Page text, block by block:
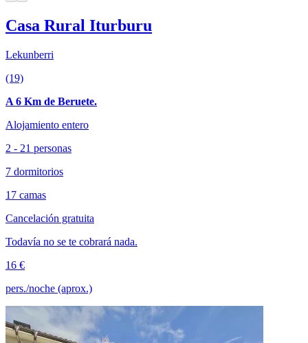
Casa Rural Iturburu
Lekunberri
(19)
A 6 Km de Beruete.
Alojamiento entero
2 - 21 personas
7 dormitorios
17 camas
Cancelación gratuita
Todavía no se te cobrará nada.
16 €
pers./noche (aprox.)